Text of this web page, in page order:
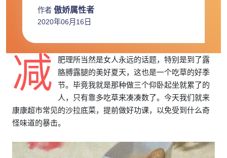
作者 傲娇属性者
2020年06月16日
减
肥理所当然是女人永远的话题，特别是到了露
胳膊露腿的美好夏天，这也是一个吃草的好季
节。毕竟我就是那种做三个仰卧起坐就累了的
人，只有靠多吃草来凑凑数了。今天我们就来
康康超市常见的沙拉底菜，提前做好功课，以免受到什么奇
怪味道的暴击。